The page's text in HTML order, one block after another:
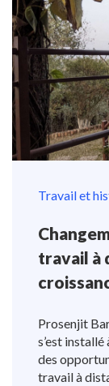
Travail et
travail à
Prosenjit
s’est
des
travail à